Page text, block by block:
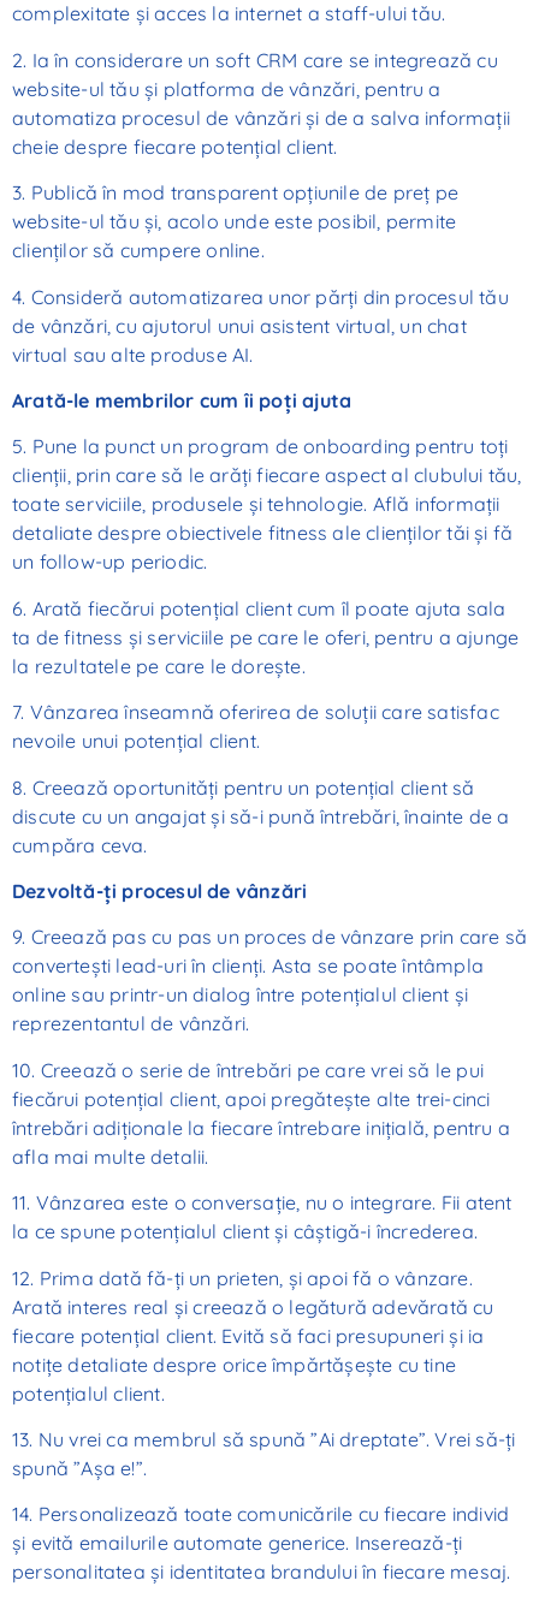
complexitate și acces la internet a staff-ului tău.
2. Ia în considerare un soft CRM care se integrează cu
website-ul tău și platforma de vânzări, pentru a
automatiza procesul de vânzări și de a salva informații
cheie despre fiecare potențial client.
3. Publică în mod transparent opțiunile de preț pe
website-ul tău și, acolo unde este posibil, permite
clienților să cumpere online.
4. Consideră automatizarea unor părți din procesul tău
de vânzări, cu ajutorul unui asistent virtual, un chat
virtual sau alte produse AI.
Arată-le membrilor cum îi poți ajuta
5. Pune la punct un program de onboarding pentru toți
clienții, prin care să le arăți fiecare aspect al clubului tău,
toate serviciile, produsele și tehnologie. Află informații
detaliate despre obiectivele fitness ale clienților tăi și fă
un follow-up periodic.
6. Arată fiecărui potențial client cum îl poate ajuta sala
ta de fitness și serviciile pe care le oferi, pentru a ajunge
la rezultatele pe care le dorește.
7. Vânzarea înseamnă oferirea de soluții care satisfac
nevoile unui potențial client.
8. Creează oportunități pentru un potențial client să
discute cu un angajat și să-i pună întrebări, înainte de a
cumpăra ceva.
Dezvoltă-ți procesul de vânzări
9. Creează pas cu pas un proces de vânzare prin care să
convertești lead-uri în clienți. Asta se poate întâmpla
online sau printr-un dialog între potențialul client și
reprezentantul de vânzări.
10. Creează o serie de întrebări pe care vrei să le pui
fiecărui potențial client, apoi pregătește alte trei-cinci
întrebări adiționale la fiecare întrebare inițială, pentru a
afla mai multe detalii.
11. Vânzarea este o conversație, nu o integrare. Fii atent
la ce spune potențialul client și câștigă-i încrederea.
12. Prima dată fă-ți un prieten, și apoi fă o vânzare.
Arată interes real și creează o legătură adevărată cu
fiecare potențial client. Evită să faci presupuneri și ia
notițe detaliate despre orice împărtășește cu tine
potențialul client.
13. Nu vrei ca membrul să spună ”Ai dreptate”. Vrei să-ți
spună ”Așa e!”.
14. Personalizează toate comunicările cu fiecare individ
și evită emailurile automate generice. Inserează-ți
personalitatea și identitatea brandului în fiecare mesaj.